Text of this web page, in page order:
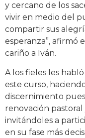
y cercano de los
vivir en medio del
compartir sus
esperanza”, afirmó
cariño a Iván.
A los fieles les
este curso,
discernimiento
renovación pastoral
invitándoles a
en su fase más